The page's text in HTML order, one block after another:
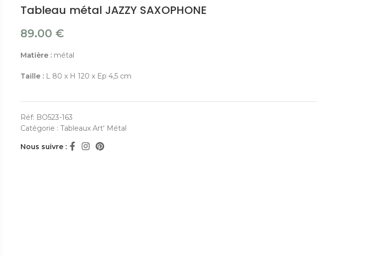
Tableau métal JAZZY SAXOPHONE
89.00 €
Matière :métal
Taille :L 80 x H 120 x Ep 4,5 cm
Réf: BO523-163
Catégorie : Tableaux Art' Métal
Nous suivre :